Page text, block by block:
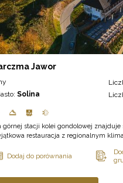
Jawor
Solina
górnej stacji kolei gondolowej znajduje
restauracja z regionalnym